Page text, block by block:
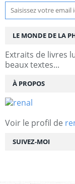
SUIVEZ-MOI
LE MONDE DE LA
Extraits de livres
beaux textes...
À PROPOS
Voir le profil de